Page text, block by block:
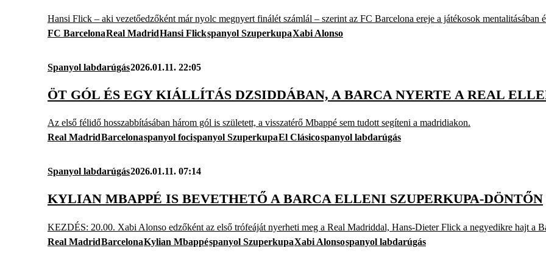
Hansi Flick – aki vezetőedzőként már nyolc megnyert finálét számlál – szerint az FC Barcelona ereje a játékosok mentalitásában
FC BarcelonaReal MadridHansi Flickspanyol SzuperkupaXabi Alonso
Spanyol labdarúgás2026.01.11. 22:05
ÖT GÓL ÉS EGY KIÁLLÍTÁS DZSIDDÁBAN, A BARCA NYERTE A REAL
Az első félidő hosszabbításában három gól is született, a visszatérő Mbappé sem tudott segíteni a madridiakon.
Real MadridBarcelonaspanyol focispanyol SzuperkupaEl Clásicospanyol labdarúgás
Spanyol labdarúgás2026.01.11. 07:14
KYLIAN MBAPPÉ IS BEVETHETŐ A BARCA ELLENI SZUPERKUPA-DÖNTŐN
KEZDÉS: 20.00. Xabi Alonso edzőként az első trófeáját nyerheti meg a Real Madriddal, Hans-Dieter Flick a negyedikre hajt a
Real MadridBarcelonaKylian Mbappéspanyol SzuperkupaXabi Alonsospanyol labdarúgás